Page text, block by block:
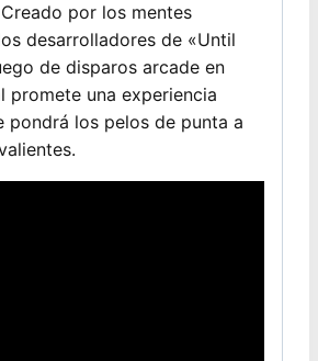
por los mentes
desarrolladores de «Until
de disparos arcade en
promete una experiencia
pondrá los pelos de punta a